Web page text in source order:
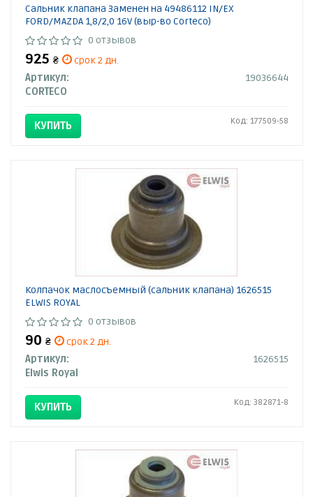
Сальник клапана Заменен на 49486112 IN/EX
FORD/MAZDA 1,8/2,0 16V (выр-во Corteco)
0 отзывов
925 ₴
срок 2 дн.
Артикул:
19036644
CORTECO
КУПИТЬ Код: 177509-58
Колпачок маслосъемный (сальник клапана) 1626515
ELWIS ROYAL
0 отзывов
90 ₴
срок 2 дн.
Артикул:
1626515
Elwis Royal
КУПИТЬ Код: 382871-8